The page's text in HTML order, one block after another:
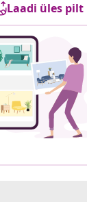
Laadi üles pilt